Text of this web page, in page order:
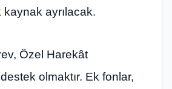
ayrılacak.
Özel Harekât
destek olmaktır. Ek fonlar,